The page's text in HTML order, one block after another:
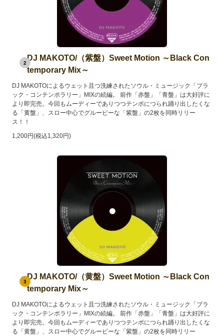
2
DJ MAKOTO/（紫盤）Sweet Motion ～Black Con
temporary Mix～
DJ MAKOTOによるウェット且つ洗練されたソウル・ミュージック「ブラ
ック・コンテンポラリー」MIXの続編。 前作「赤盤」「青盤」は大好評に
より即完売。今回もムーディーでありつつテンポにつられ踊り出したくな
る「黄盤」、スロー中心でグルービーな「紫盤」の2枚を同時リリー
ス！！
1,200円(税込1,320円)
3
DJ MAKOTO/（黄盤）Sweet Motion ～Black Con
temporary Mix～
DJ MAKOTOによるウェット且つ洗練されたソウル・ミュージック「ブラ
ック・コンテンポラリー」MIXの続編。 前作「赤盤」「青盤」は大好評に
より即完売。今回もムーディーでありつつテンポにつられ踊り出したくな
る「黄盤」、スロー中心でグルービーな「紫盤」の2枚を同時リリー